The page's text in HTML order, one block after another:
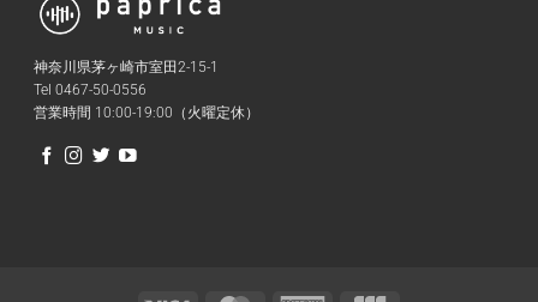
神奈川県茅ヶ崎市室田2-15-1
Tel 0467-50-0556
営業時間 10:00-19:00（火曜定休）